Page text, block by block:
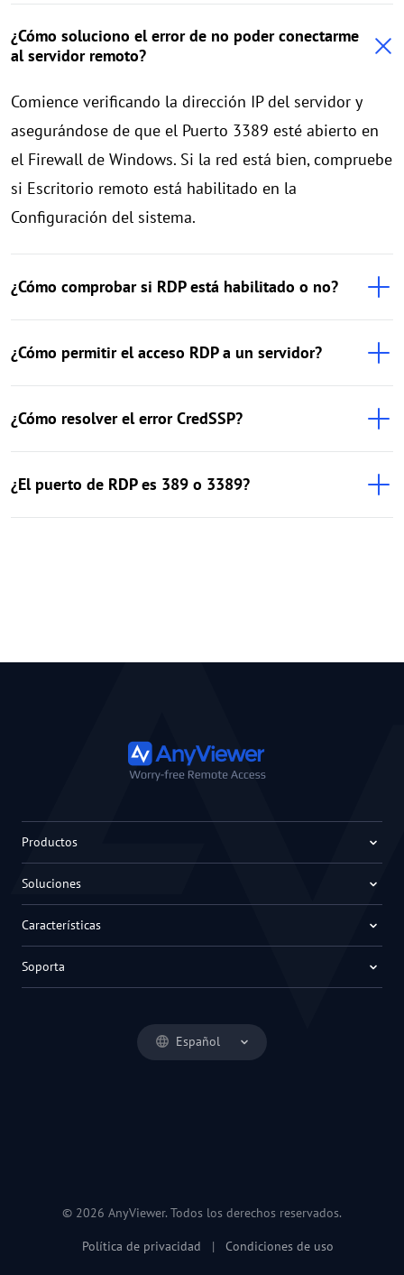
¿Cómo soluciono el error de no poder conectarme
al servidor remoto?
Comience verificando la dirección IP del servidor y
asegurándose de que el Puerto 3389 esté abierto en
el Firewall de Windows. Si la red está bien, compruebe
si Escritorio remoto está habilitado en la
Configuración del sistema.
¿Cómo comprobar si RDP está habilitado o no?
¿Cómo permitir el acceso RDP a un servidor?
¿Cómo resolver el error CredSSP?
¿El puerto de RDP es 389 o 3389?
Español
Productos
Soluciones
Características
Soporta
© 2026 AnyViewer. Todos los derechos reservados.
Política de privacidad | Condiciones de uso